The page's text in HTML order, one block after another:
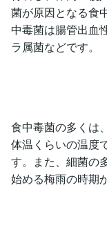
菌が原因となる食
中毒菌は腸管出血
ラ属菌などです。
食中毒菌の多くは
体温くらいの温度
す。また、細菌の
始める梅雨の時期